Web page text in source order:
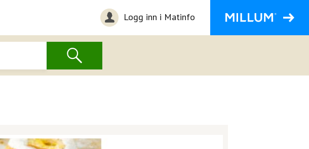
Logg inn i Matinfo